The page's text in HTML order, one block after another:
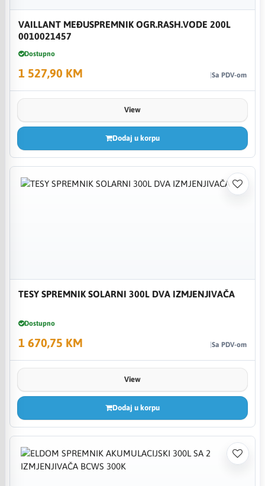
VAILLANT MEĐUSPREMNIK OGR.RASH.VODE 200L
0010021457
Dostupno
1 527,90 KM Sa PDV-om
View
Dodaj u korpu
TESY SPREMNIK SOLARNI 300L DVA IZMJENJIVAČA
Dostupno
1 670,75 KM Sa PDV-om
View
Dodaj u korpu